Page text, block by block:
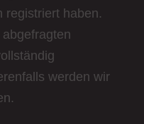
registriert haben.
werden wir